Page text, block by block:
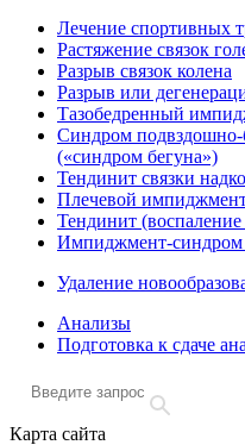
Лечение спортивных
Растяжение связок
Разрыв связок колена
Разрыв или
Тазобедренный
Синдром подвздошно-
(«синдром бегуна»)
Тендинит связки
Плечевой
Тендинит
Импиджмент-синдром
Удаление
Анализы
Подготовка к сдаче
Карта сайта